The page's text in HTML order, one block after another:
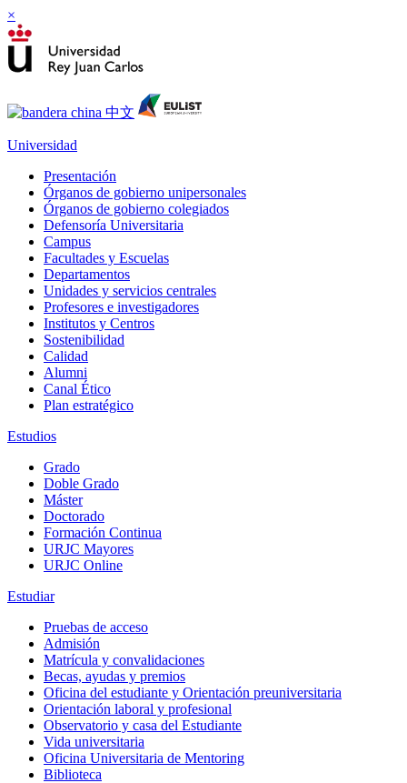
×
Universidad
Presentación
Órganos de gobierno unipersonales
Órganos de gobierno colegiados
Defensoría Universitaria
Campus
Facultades y Escuelas
Departamentos
Unidades y servicios centrales
Profesores e investigadores
Institutos y Centros
Sostenibilidad
Calidad
Alumni
Canal Ético
Plan estratégico
Estudios
Grado
Doble Grado
Máster
Doctorado
Formación Continua
URJC Mayores
URJC Online
Estudiar
Pruebas de acceso
Admisión
Matrícula y convalidaciones
Becas, ayudas y premios
Oficina del estudiante y Orientación preuniversitaria
Orientación laboral y profesional
Observatorio y casa del Estudiante
Vida universitaria
Oficina Universitaria de Mentoring
Biblioteca